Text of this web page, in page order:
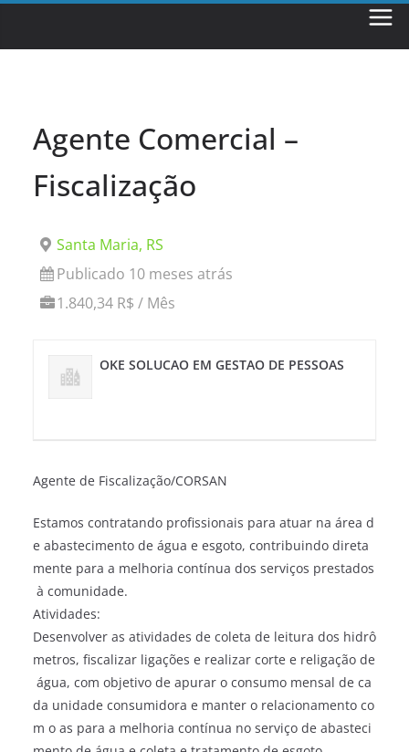
Agente Comercial –
Fiscalização
Santa Maria, RS
Publicado 10 meses atrás
1.840,34 R$ / Mês
OKE SOLUCAO EM GESTAO DE PESSOAS
Agente de Fiscalização/CORSAN
Estamos contratando profissionais para atuar na área d
e abastecimento de água e esgoto, contribuindo direta
mente para a melhoria contínua dos serviços prestados
à comunidade.
Atividades:
Desenvolver as atividades de coleta de leitura dos hidrô
metros, fiscalizar ligações e realizar corte e religação de
água, com objetivo de apurar o consumo mensal de ca
da unidade consumidora e manter o relacionamento co
m o as para a melhoria contínua no serviço de abasteci